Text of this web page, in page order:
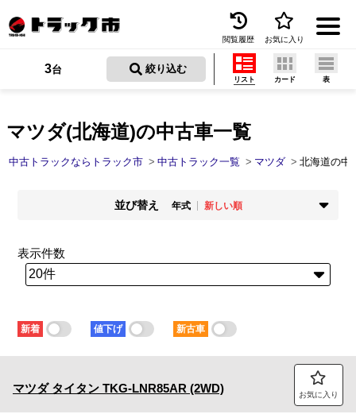
トラック買取
トラック市とは
保存した検索条件
トラック市FC会員専用ページはこちら
閲覧履歴 お気に入り
マツダ(北海道)の中古車一覧
3台 絞り込む
リスト カード 表
中古トラックならトラック市 中古トラック一覧 マツダ 北海道の中
並び替え 年式
新しい順
新着順
走行距離
少ない順
多い順
価格
安い順
高い順
少ない順
多い順
短い順
表示件数
新着 値下げ 新古車
マツダ タイタン TKG-LNR85AR (2WD) お気に入り